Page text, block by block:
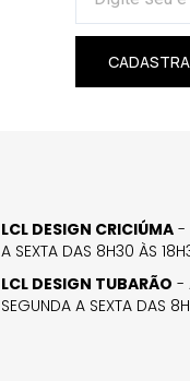
LCL DESIGN CRICIÚMA -
A SEXTA DAS 8H30 ÀS
LCL DESIGN TUBARÃO -
SEGUNDA A SEXTA DAS